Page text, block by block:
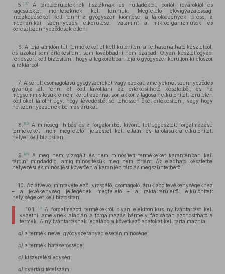
5. 107
A tárolóterületeknek tisztáknak és hulladéktól, portól, rovaroktól és
rágcsálóktól menteseknek kell lenniük. Megfelelő elővigyázatossági
intézkedéseket kell tenni a gyógyszer kiömlése, a tárolóedények törése, a
mechanikai szennyezés elkerülése, valamint a mikroorganizmusok és
keresztszennyeződések ellen.
6. A lejárati időn túli termékeket el kell különíteni a felhasználható készletből,
és azokat sem értékesíteni, sem továbbadni nem szabad. Olyan készletfogyási
rendszert kell biztosítani, hogy a legkorábban lejáró gyógyszer kerüljön ki először
a raktárból.
7. A sérült csomagolású gyógyszereket vagy azokat, amelyeknél szennyeződés
gyanúja áll fenn, el kell távolítani az értékesíthető készletből, és ha
megsemmisítésükre nem kerül azonnal sor, akkor világosan elkülönített területen
kell őket tárolni úgy, hogy tévedésből se lehessen őket értékesíteni, vagy hogy
ne szennyezzenek be más árukat.
8. 108 A minőségi hibás és a forgalomból kivont, felfüggesztett forgalmazású
termékeket „nem megfelelő” jelzéssel kell ellátni és tárolásukra elkülönített
helyet kell biztosítani.
9. 109
A meg nem vizsgált és nem minősített termékeket karanténban kell
tárolni mindaddig, amíg minősítésük meg nem történt. Az eladható készletbe
helyezést és minősítést követően a karantén tárolás megszüntethető.
10. Az átvevő, mintavételező, vizsgáló, csomagoló, árukiadó tevékenységekhez
– a tevékenység jellegének megfelelő – a raktárterülettől elkülönített
helyiségeket kell biztosítani.
10.1. 110A forgalmazott termékekről olyan elektronikus nyilvántartást kell
vezetni, amelynek alapján a forgalmazás bármely fázisában azonosítható a
termék. A nyilvántartásnak legalább a következő adatokat kell tartalmaznia:
a) a termék neve, gyógyszeranyag esetén minősége;
b) a termék hatáserőssége;
c) kiszerelési egység;
d) gyártási tételszám;